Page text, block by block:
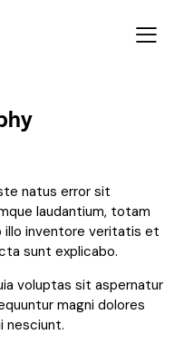
natus error sit
laudantium, totam
illo inventore veritatis et
sunt explicabo.
voluptas sit aspernatur
magni dolores
nesciunt.